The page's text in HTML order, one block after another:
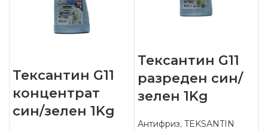
Тексантин G11
концентрат
син/зелен 1Kg
Тексантин G11
разреден син/
зелен 1Kg
Антифриз, TEKSANTIN